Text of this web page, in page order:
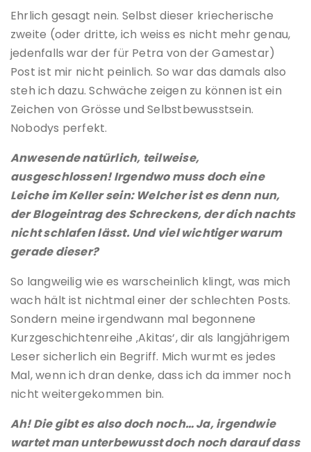
Ehrlich gesagt nein. Selbst dieser kriecherische
zweite (oder dritte, ich weiss es nicht mehr genau,
jedenfalls war der für Petra von der Gamestar)
Post ist mir nicht peinlich. So war das damals also
steh ich dazu. Schwäche zeigen zu können ist ein
Zeichen von Grösse und Selbstbewusstsein.
Nobodys perfekt.
Anwesende natürlich, teilweise,
ausgeschlossen! Irgendwo muss doch eine
Leiche im Keller sein: Welcher ist es denn nun,
der Blogeintrag des Schreckens, der dich nachts
nicht schlafen lässt. Und viel wichtiger warum
gerade dieser?
So langweilig wie es warscheinlich klingt, was mich
wach hält ist nichtmal einer der schlechten Posts.
Sondern meine irgendwann mal begonnene
Kurzgeschichtenreihe ‚Akitas‘, dir als langjährigem
Leser sicherlich ein Begriff. Mich wurmt es jedes
Mal, wenn ich dran denke, dass ich da immer noch
nicht weitergekommen bin.
Ah! Die gibt es also doch noch… Ja, irgendwie
wartet man unterbewusst doch noch darauf dass